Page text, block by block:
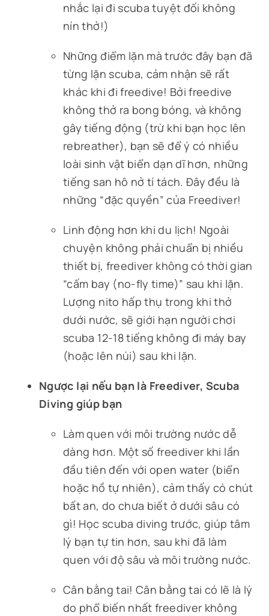
nhắc lại đi scuba tuyệt đối không
nín thở!)
Những điểm lặn mà trước đây bạn đã
từng lặn scuba, cảm nhận sẽ rất
khác khi đi freedive! Bởi freedive
không thở ra bong bóng, và không
gây tiếng động (trừ khi bạn học lên
rebreather), bạn sẽ để ý có nhiều
loài sinh vật biển dạn dĩ hơn, những
tiếng san hô nở tí tách. Đây đều là
những “đặc quyền” của Freediver!
Linh động hơn khi du lịch! Ngoài
chuyện không phải chuẩn bị nhiều
thiết bị, freediver không có thời gian
“cấm bay (no-fly time)” sau khi lặn.
Lượng nito hấp thụ trong khi thở
dưới nước, sẽ giới hạn người chơi
scuba 12-18 tiếng không đi máy bay
(hoặc lên núi) sau khi lặn.
Ngược lại nếu bạn là Freediver, Scuba
Diving giúp bạn
Làm quen với môi trường nước dễ
dàng hơn. Một số freediver khi lần
đầu tiên đến với open water (biển
hoặc hồ tự nhiên), cảm thấy có chút
bất an, do chưa biết ở dưới sâu có
gì! Học scuba diving trước, giúp tâm
lý bạn tự tin hơn, sau khi đã làm
quen với độ sâu và môi trường nước.
Cân bằng tai! Cân bằng tai có lẽ là lý
do phổ biến nhất freediver không